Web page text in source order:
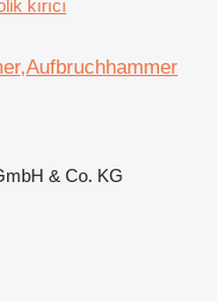
kırıcı
& Co. KG